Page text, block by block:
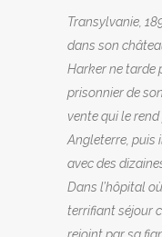
Transylvanie,
dans son
Harker ne tarde
prisonnier de
vente qui le
Angleterre, puis
avec des
Dans l’hôpital
terrifiant séjour
rejoint par sa